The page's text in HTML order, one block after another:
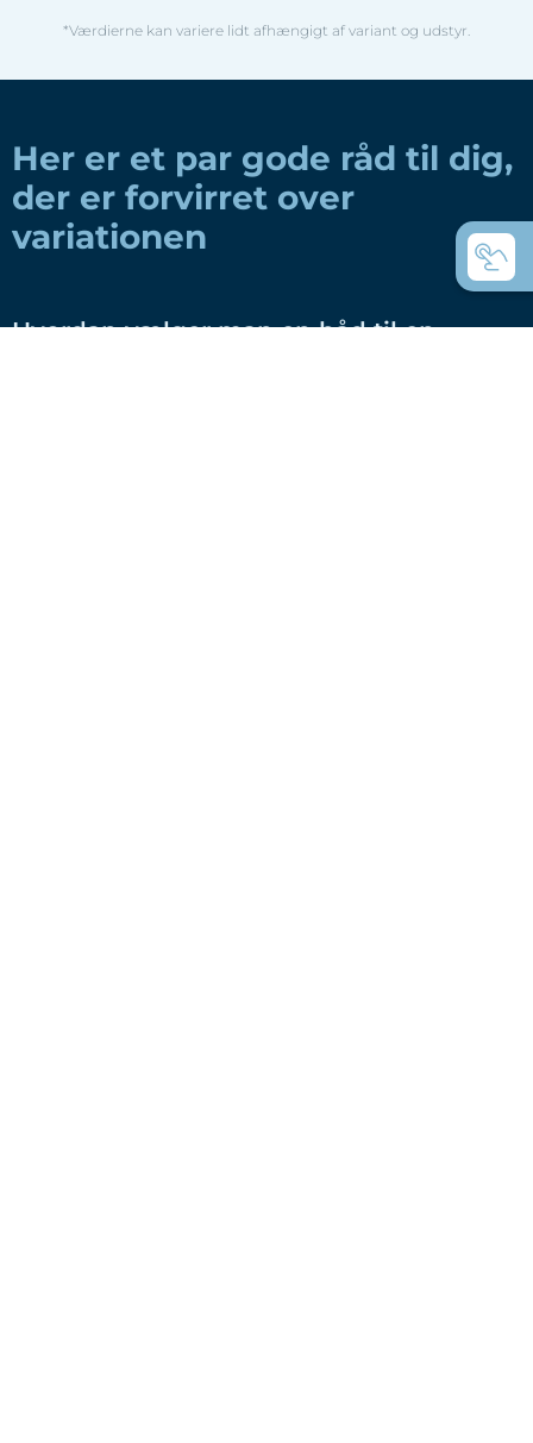
*Værdierne kan variere lidt afhængigt af variant og udstyr.
Her er et par gode råd til dig,
der er forvirret over
variationen
Hvordan vælger man en båd til en